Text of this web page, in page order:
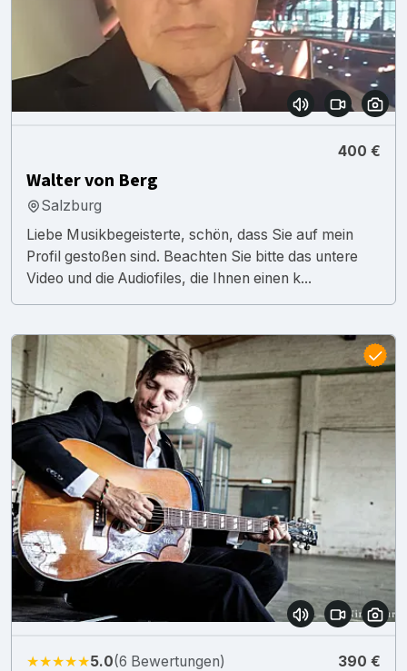
400 €
Walter von Berg
Salzburg
Liebe Musikbegeisterte, schön, dass Sie auf mein
Profil gestoßen sind. Beachten Sie bitte das untere
Video und die Audiofiles, die Ihnen einen k...
★★★★★5.0(6 Bewertungen) 390 €